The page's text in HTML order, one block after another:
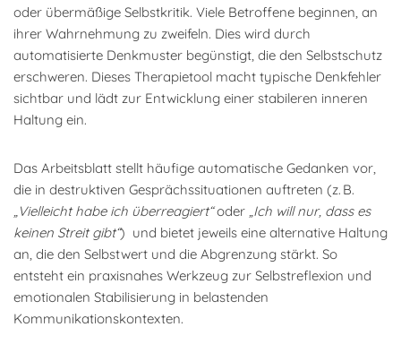
oder übermäßige Selbstkritik. Viele Betroffene beginnen, an
ihrer Wahrnehmung zu zweifeln. Dies wird durch
automatisierte Denkmuster begünstigt, die den Selbstschutz
erschweren. Dieses Therapietool macht typische Denkfehler
sichtbar und lädt zur Entwicklung einer stabileren inneren
Haltung ein.
Das Arbeitsblatt stellt häufige automatische Gedanken vor,
die in destruktiven Gesprächssituationen auftreten (z. B.
„Vielleicht habe ich überreagiert“oder „Ich will nur, dass es
keinen Streit gibt“) und bietet jeweils eine alternative Haltung
an, die den Selbstwert und die Abgrenzung stärkt. So
entsteht ein praxisnahes Werkzeug zur Selbstreflexion und
emotionalen Stabilisierung in belastenden
Kommunikationskontexten.